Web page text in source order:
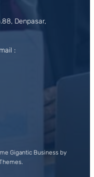
Denpasar,
:
Gigantic Business by